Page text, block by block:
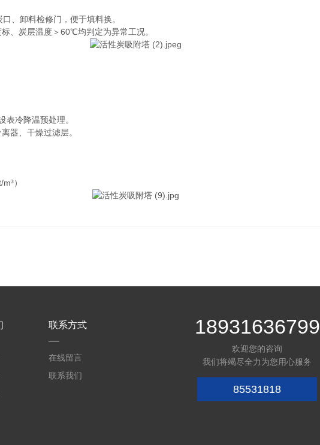
、卸料检修门，便于填料换。
、炭层温度＞60℃均判定为异常工况。
冷降温预处理。
器、干燥过滤层。
）
联系方式
在线留言
联系我们
18931636799
欢迎您的咨询
我们将竭尽全力为您用心服务
85531818